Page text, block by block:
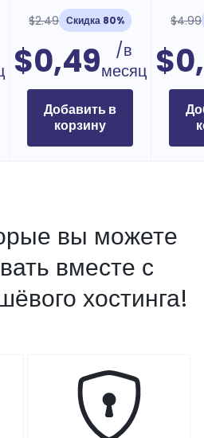
$2.49 Скидка 80%
$0,49
/в
месяц
Добавить в
корзину
$4.99
вы можете
вместе с
хостинга!